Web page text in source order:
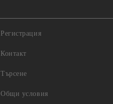
Регистрация
Контакт
Търсене
Общи условия